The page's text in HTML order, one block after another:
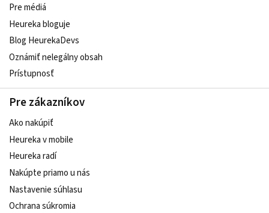
Pre médiá
Heureka bloguje
Blog HeurekaDevs
Oznámiť nelegálny obsah
Prístupnosť
Pre zákazníkov
Ako nakúpiť
Heureka v mobile
Heureka radí
Nakúpte priamo u nás
Nastavenie súhlasu
Ochrana súkromia